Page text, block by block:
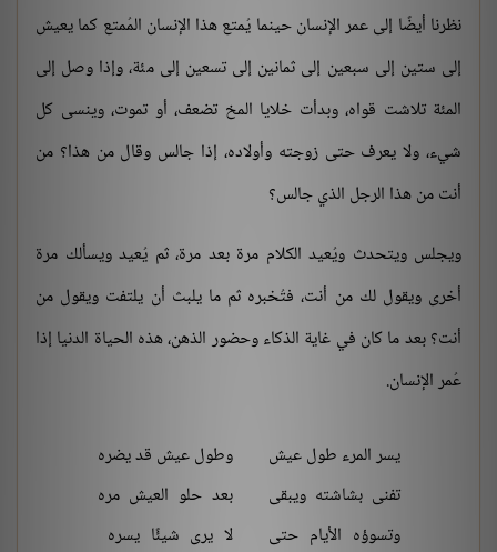
نظرنا أيضًا إلى عمر الإنسان حينما يُمتع هذا الإنسان المُمتع كما يعيش
إلى ستين إلى سبعين إلى ثمانين إلى تسعين إلى مئة، وإذا وصل إلى
المئة تلاشت قواه، وبدأت خلايا المخ تضعف، أو تموت، وينسى كل
شيء، ولا يعرف حتى زوجته وأولاده، إذا جالس وقال من هذا؟ من
أنت من هذا الرجل الذي جالس؟
ويجلس ويتحدث ويُعيد الكلام مرة بعد مرة، ثم يُعيد ويسألك مرة
أخرى ويقول لك من أنت، فتُخبره ثم ما يلبث أن يلتفت ويقول من
أنت؟ بعد ما كان في غاية الذكاء وحضور الذهن، هذه الحياة الدنيا إذا
عُمر الإنسان.
يسر المرء طول عيش
وطول عيش قد يضره
تفنى بشاشته ويبقى
بعد حلو العيش مره
وتسوؤه الأيام حتى
لا يرى شيئًا يسره